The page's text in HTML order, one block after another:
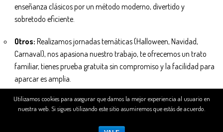
enseñanza clásicos por un método moderno, divertido y
sobretodo eficiente.
Otros: Realizamos jornadas temáticas (Halloween, Navidad,
Carnaval), nos apasiona nuestro trabajo, te ofrecemos un trato
familiar, tienes prueba gratuita sin compromiso y la facilidad para
aparcar es amplia.
Kindergarten Education Theme Design & Developed By
BuywpTemplate
Utilizamos cookies para asegurar que damos la mejor experiencia al usuario en
nuestra web. Si sigues utilizando este sitio asumiremos que estás de acuerdo.